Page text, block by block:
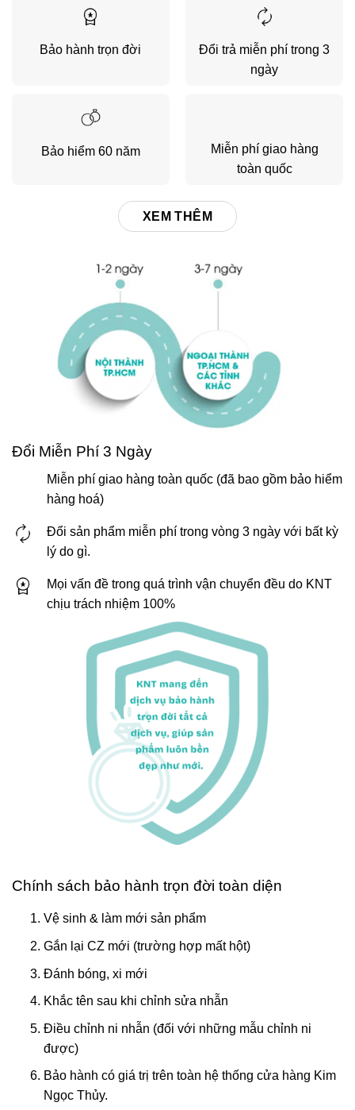
Bảo hành trọn đời
Đổi trả miễn phí trong 3
ngày
Bảo hiểm 60 năm
Miễn phí giao hàng
toàn quốc
XEM THÊM
Đổi Miễn Phí 3 Ngày
Miễn phí giao hàng toàn quốc (đã bao gồm bảo hiểm
hàng hoá)
Đổi sản phẩm miễn phí trong vòng 3 ngày với bất kỳ
lý do gì.
Mọi vấn đề trong quá trình vận chuyển đều do KNT
chịu trách nhiệm 100%
Chính sách bảo hành trọn đời toàn diện
Vệ sinh & làm mới sản phẩm
Gắn lại CZ mới (trường hợp mất hột)
Đánh bóng, xi mới
Khắc tên sau khi chỉnh sửa nhẫn
Điều chỉnh ni nhẫn (đối với những mẫu chỉnh ni
được)
Bảo hành có giá trị trên toàn hệ thống cửa hàng Kim
Ngọc Thủy.